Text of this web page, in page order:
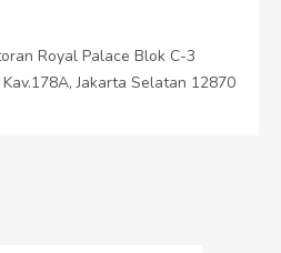
Royal Palace Blok C-3
Jakarta Selatan 12870